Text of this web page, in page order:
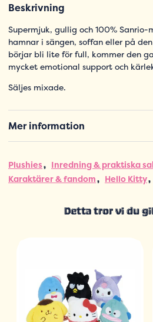
Beskrivning
Supermjuk, gullig och 100%
hamnar i sängen, soffan eller på
börjar bli lite för full, kommer den
mycket emotional support och
Säljes mixade.
Mer information
Plushies
Inredning & praktiska
Karaktärer & fandom
Hello Kitty
Detta tror vi du